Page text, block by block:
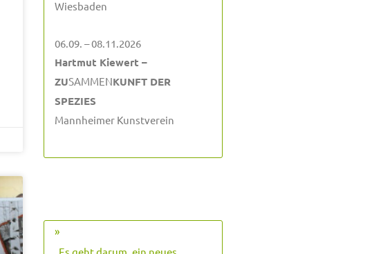
Wiesbaden
06.09. – 08.11.2026
Hartmut Kiewert –
ZUSAMMENKUNFT DER
SPEZIES
Mannheimer Kunstverein
»